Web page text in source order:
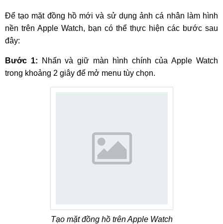
Để tạo mặt đồng hồ mới và sử dụng ảnh cá nhân làm hình
nền trên Apple Watch, bạn có thể thực hiện các bước sau
đây:
Bước 1: Nhấn và giữ màn hình chính của Apple Watch
trong khoảng 2 giây để mở menu tùy chọn.
Tạo mặt đồng hồ trên Apple Watch